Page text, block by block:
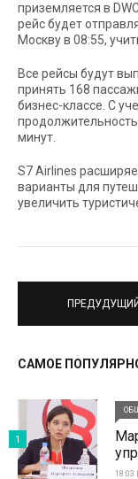
приземляется в
рейс будет
Москву в 08:55,
Все рейсы будут
принять 168
бизнес-классе. С
минут.
S7 Airlines
варианты для
увеличить
САМОЕ
18:03
1